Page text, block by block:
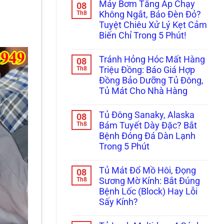
bình
luận
ở
Sửa
Bo
Mạch
Bơm
Biến
Tần
Wilo/Grundfos
Lỗi
Áp
Suất:
Quyết
Khắc
Phục
Dứt
Điểm
Không
Cần
Mới!
08
Th8
Máy Bơm Tăng Áp Chạy
Không Ngắt, Báo Đèn Đỏ?
Tuyệt Chiêu Xử Lý Kẹt Cảm
Biến Chỉ Trong 5 Phút!
bình
luận
ở
Máy
Bơm
Tăng
Chạy
Không
Ngắt,
Báo
Đèn
Đỏ?
Tuyệt
Lý
Kẹt
Cảm
Biến
Chỉ
Trong
Phút!
08
Th8
Tránh Hỏng Hóc Mất Hàng
Triệu Đồng: Báo Giá Hợp
Đồng Bảo Dưỡng Tủ Đông,
Tủ Mát Cho Nhà Hàng
bình
luận
ở
Tránh
Hỏng
Hóc
Hàng
Triệu
Đồng:
Báo
Giá
Hợp
Đồng
Dưỡng
08
Th8
Tủ Đông Sanaky, Alaska
Bám Tuyết Dày Đặc? Bắt
Bệnh Đóng Đá Dàn Lạnh
Trong 5 Phút
bình
luận
ở
Tủ
Đông
Sanaky,
Bám
08
Th8
Tủ Mát Đổ Mồ Hôi, Đọng
Sương Mờ Kính: Bắt Đúng
Bệnh Lốc (Block) Hay Lỗi
Sấy Kính?